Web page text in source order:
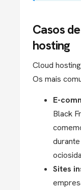
Casos
hosting
Cloud
Os mais
E-
Black
Sites